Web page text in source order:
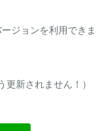
ージョンを利用できま
新されません！）